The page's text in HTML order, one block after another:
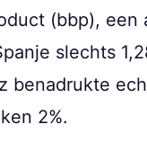
(bbp),
slechts
benadrukte
2%.